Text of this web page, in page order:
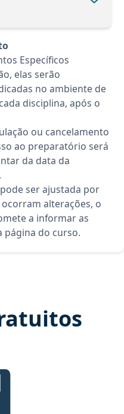
Específicos
elas serão
no ambiente de
disciplina, após o
ou cancelamento
ao preparatório será
da data da
ser ajustada por
alterações, o
a informar as
página do curso.
mais cobrados, material